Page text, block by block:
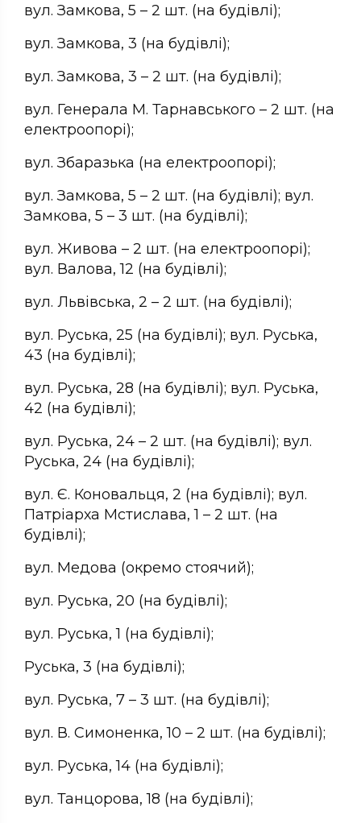
вул. Замкова, 5 – 2 шт. (на будівлі);
вул. Замкова, 3 (на будівлі);
вул. Замкова, 3 – 2 шт. (на будівлі);
вул. Генерала М. Тарнавського – 2 шт. (на
електроопорі);
вул. Збаразька (на електроопорі);
вул. Замкова, 5 – 2 шт. (на будівлі); вул.
Замкова, 5 – 3 шт. (на будівлі);
вул. Живова – 2 шт. (на електроопорі);
вул. Валова, 12 (на будівлі);
вул. Львівська, 2 – 2 шт. (на будівлі);
вул. Руська, 25 (на будівлі); вул. Руська,
43 (на будівлі);
вул. Руська, 28 (на будівлі); вул. Руська,
42 (на будівлі);
вул. Руська, 24 – 2 шт. (на будівлі); вул.
Руська, 24 (на будівлі);
вул. Є. Коновальця, 2 (на будівлі); вул.
Патріарха Мстислава, 1 – 2 шт. (на
будівлі);
вул. Медова (окремо стоячий);
вул. Руська, 20 (на будівлі);
вул. Руська, 1 (на будівлі);
Руська, 3 (на будівлі);
вул. Руська, 7 – 3 шт. (на будівлі);
вул. В. Симоненка, 10 – 2 шт. (на будівлі);
вул. Руська, 14 (на будівлі);
вул. Танцорова, 18 (на будівлі);